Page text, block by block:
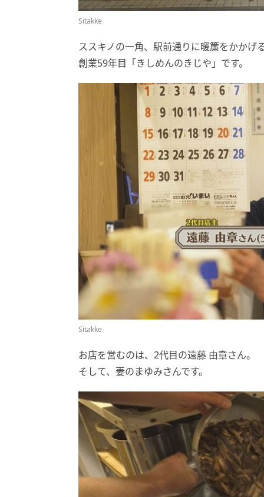
Sitakke
ススキノの一角、駅前通りに暖簾をかかげ
創業59年目「きしめんのきじや」です。
Sitakke
お店を営むのは、2代目の遠藤 由章さん。
そして、妻のまゆみさんです。